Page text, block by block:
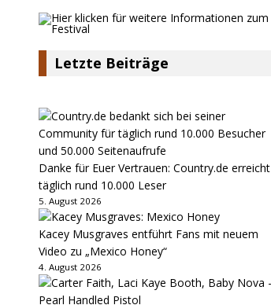
Letzte Beiträge
Danke für Euer Vertrauen: Country.de erreicht
täglich rund 10.000 Leser
5. August 2026
Kacey Musgraves entführt Fans mit neuem
Video zu „Mexico Honey“
4. August 2026